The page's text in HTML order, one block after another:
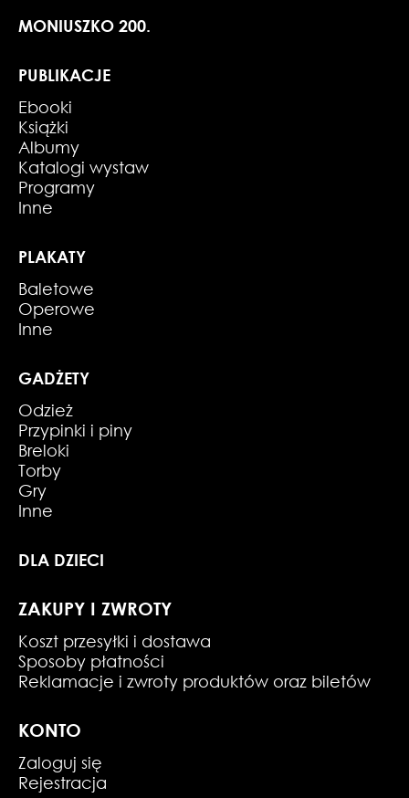
MONIUSZKO 200.
PUBLIKACJE
Ebooki
Książki
Albumy
Katalogi wystaw
Programy
Inne
PLAKATY
Baletowe
Operowe
Inne
GADŻETY
Odzież
Przypinki i piny
Breloki
Torby
Gry
Inne
DLA DZIECI
ZAKUPY I ZWROTY
Koszt przesyłki i dostawa
Sposoby płatności
Reklamacje i zwroty produktów oraz biletów
KONTO
Zaloguj się
Rejestracja